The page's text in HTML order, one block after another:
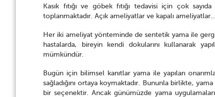
Kasık fıtığı ve göbek fıtığı tedavisi için çok
toplanmaktadır. Açık ameliyatlar ve kapalı ameliyatlar…
Her iki ameliyat yönteminde de sentetik yama ile
hastalarda, bireyin kendi dokularını kullanarak
mümkündür.
Bugün için bilimsel kanıtlar yama ile yapılan
sağladığını ortaya koymaktadır. Bununla birlikte,
bir seçenektir. Ancak günümüzde yama